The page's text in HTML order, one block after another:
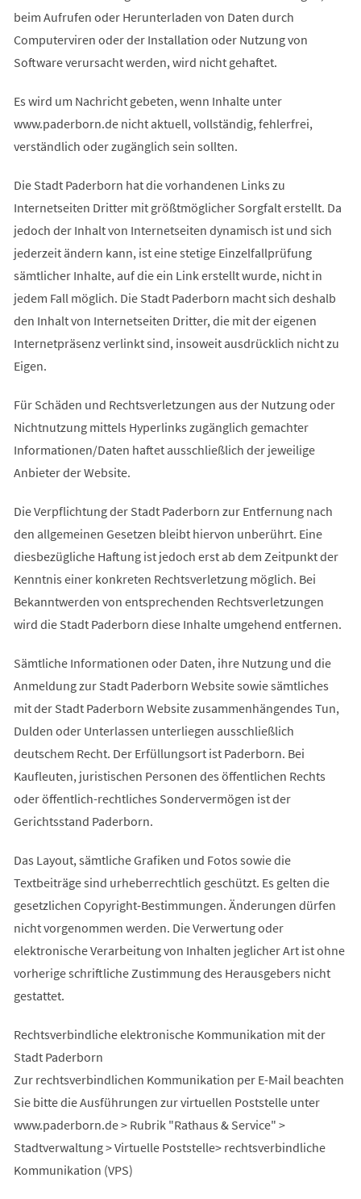
beim Aufrufen oder Herunterladen von Daten durch
Computerviren oder der Installation oder Nutzung von
Software verursacht werden, wird nicht gehaftet.
Es wird um Nachricht gebeten, wenn Inhalte unter
www.paderborn.de nicht aktuell, vollständig, fehlerfrei,
verständlich oder zugänglich sein sollten.
Die Stadt Paderborn hat die vorhandenen Links zu
Internetseiten Dritter mit größtmöglicher Sorgfalt erstellt. Da
jedoch der Inhalt von Internetseiten dynamisch ist und sich
jederzeit ändern kann, ist eine stetige Einzelfallprüfung
sämtlicher Inhalte, auf die ein Link erstellt wurde, nicht in
jedem Fall möglich. Die Stadt Paderborn macht sich deshalb
den Inhalt von Internetseiten Dritter, die mit der eigenen
Internetpräsenz verlinkt sind, insoweit ausdrücklich nicht zu
Eigen.
Für Schäden und Rechtsverletzungen aus der Nutzung oder
Nichtnutzung mittels Hyperlinks zugänglich gemachter
Informationen/Daten haftet ausschließlich der jeweilige
Anbieter der Website.
Die Verpflichtung der Stadt Paderborn zur Entfernung nach
den allgemeinen Gesetzen bleibt hiervon unberührt. Eine
diesbezügliche Haftung ist jedoch erst ab dem Zeitpunkt der
Kenntnis einer konkreten Rechtsverletzung möglich. Bei
Bekanntwerden von entsprechenden Rechtsverletzungen
wird die Stadt Paderborn diese Inhalte umgehend entfernen.
Sämtliche Informationen oder Daten, ihre Nutzung und die
Anmeldung zur Stadt Paderborn Website sowie sämtliches
mit der Stadt Paderborn Website zusammenhängendes Tun,
Dulden oder Unterlassen unterliegen ausschließlich
deutschem Recht. Der Erfüllungsort ist Paderborn. Bei
Kaufleuten, juristischen Personen des öffentlichen Rechts
oder öffentlich-rechtliches Sondervermögen ist der
Gerichtsstand Paderborn.
Das Layout, sämtliche Grafiken und Fotos sowie die
Textbeiträge sind urheberrechtlich geschützt. Es gelten die
gesetzlichen Copyright-Bestimmungen. Änderungen dürfen
nicht vorgenommen werden. Die Verwertung oder
elektronische Verarbeitung von Inhalten jeglicher Art ist ohne
vorherige schriftliche Zustimmung des Herausgebers nicht
gestattet.
Rechtsverbindliche elektronische Kommunikation mit der
Stadt Paderborn
Zur rechtsverbindlichen Kommunikation per E-Mail beachten
Sie bitte die Ausführungen zur virtuellen Poststelle unter
www.paderborn.de > Rubrik "Rathaus & Service" >
Stadtverwaltung > Virtuelle Poststelle> rechtsverbindliche
Kommunikation (VPS)